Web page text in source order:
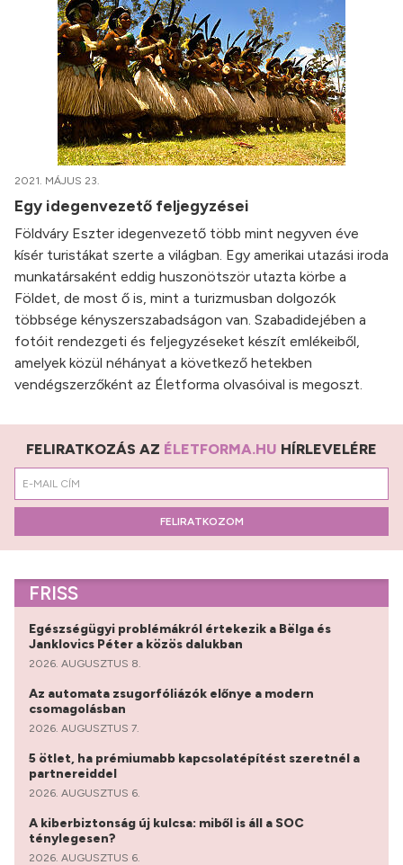
2021. MÁJUS 23.
Egy idegenvezető feljegyzései
Földváry Eszter idegenvezető több mint negyven éve
kísér turistákat szerte a világban. Egy amerikai utazási iroda
munkatársaként eddig huszonötször utazta körbe a
Földet, de most ő is, mint a turizmusban dolgozók
többsége kényszerszabadságon van. Szabadidejében a
fotóit rendezgeti és feljegyzéseket készít emlékeiből,
amelyek közül néhányat a következő hetekben
vendégszerzőként az Életforma olvasóival is megoszt.
FELIRATKOZÁS AZ ÉLETFORMA.HU HÍRLEVELÉRE
FELIRATKOZOM
FRISS
Egészségügyi problémákról értekezik a Bëlga és
Janklovics Péter a közös dalukban
2026. AUGUSZTUS 8.
Az automata zsugorfóliázók előnye a modern
csomagolásban
2026. AUGUSZTUS 7.
5 ötlet, ha prémiumabb kapcsolatépítést szeretnél a
partnereiddel
2026. AUGUSZTUS 6.
A kiberbiztonság új kulcsa: miből is áll a SOC
ténylegesen?
2026. AUGUSZTUS 6.